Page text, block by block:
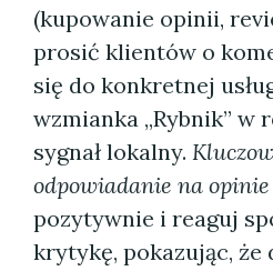
(kupowanie opinii,
prosić klientów o
się do konkretnej
wzmianka „Rybnik” w
sygnał lokalny.
odpowiadanie na opinie
pozytywnie i reaguj
krytykę, pokazując, że